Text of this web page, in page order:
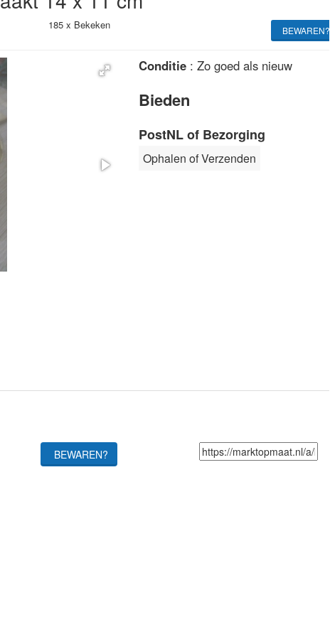
185 x Bekeken BEWAREN?
Conditie: Zo goed als nieuw
Bieden
PostNL of Bezorging
Ophalen of Verzenden
BEWAREN?